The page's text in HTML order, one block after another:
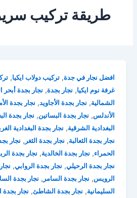
طريقة تركيب سرير
افضل نجار في جدة,تركيب دولاب ايكيا,
غرفة نوم ايكيا, نجار بجدة, نجار بجدة أبحر
الشمالية, نجار بجدة الأجاويد, نجار بجدة
الأندلس, نجار بجدة البساتين, نجار بجدة
البغدادية الشرقية, نجار بجدة البغدادية
نجار بجدة الثعالبة, نجار بجدة الثغر , نجار
الحمراء, نجار بجدة الخالدية, نجار بجدة
نجار بجدة الرحيلي, نجار بجدة الروابي,
الرويس, نجار بجدة السامر , نجار بجدة
السليمانية, نجار بجدة الشاطئ, نجار بجدة